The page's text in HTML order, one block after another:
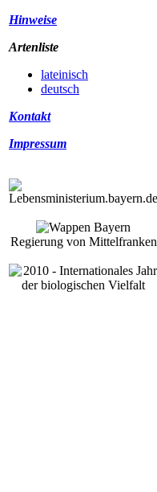
Hinweise
Artenliste
lateinisch
deutsch
Kontakt
Impressum
Regierung von Mittelfranken